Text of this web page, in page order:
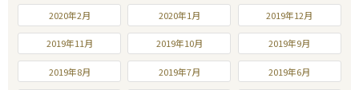
2020年2月 2020年1月 2019年12月
2019年11月 2019年10月 2019年9月
2019年8月 2019年7月 2019年6月